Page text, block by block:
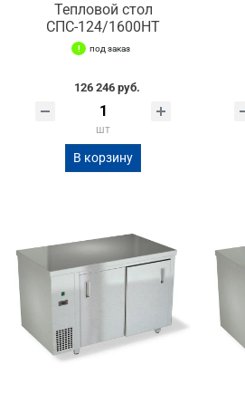
Тепловой стол
СПС-124/1600НТ
под заказ
126 246 руб.
шт
В корзину